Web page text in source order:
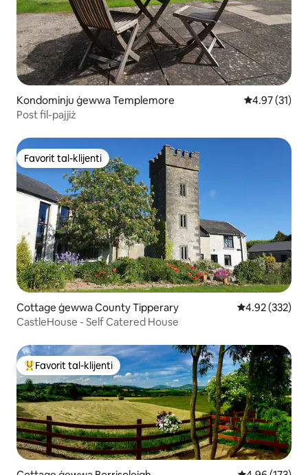
Kondominju ġewwa Templemore Rating
4.97 (31)
Post fil-pajjiż
Favorit tal-klijenti
Favorit tal-klijenti
Cottage ġewwa County Tipperary Rating medju
4.92 (332)
CastleHouse - Self Catered House
Wieħed mill-aqwa favoriti tal-klijenti
Favorit tal-klijenti